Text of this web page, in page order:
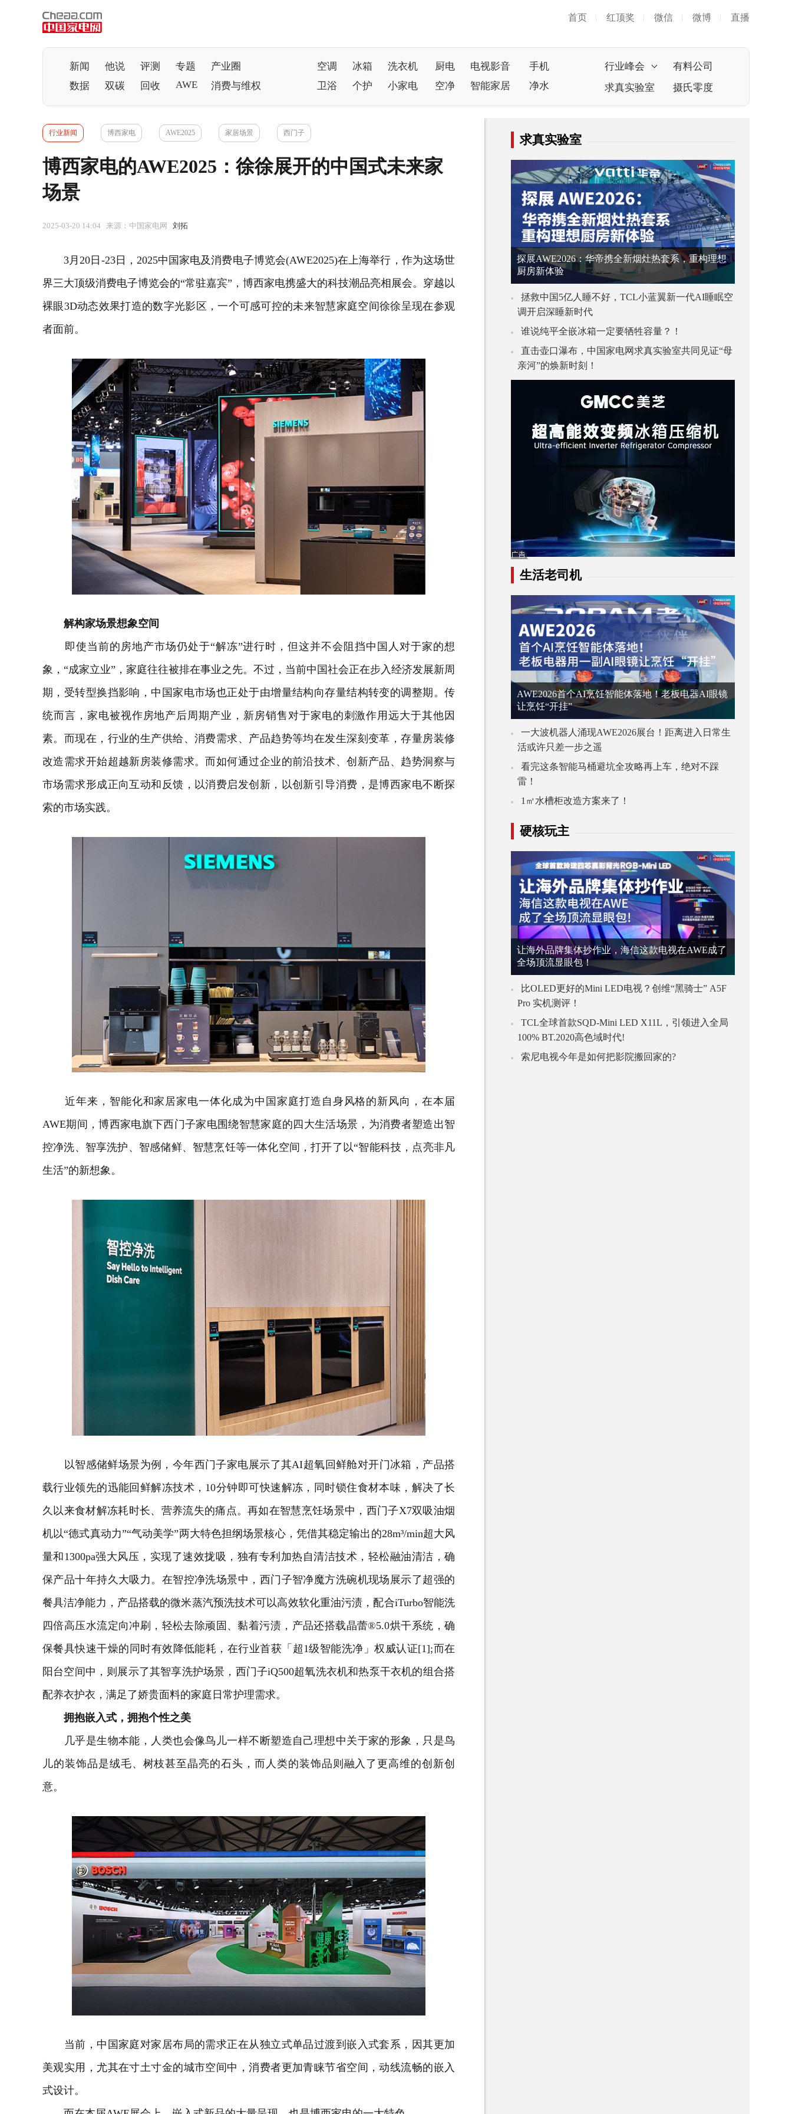
首页 红顶奖 微信 微博 直播
新闻 他说 评测 专题
产业圈
数据
双碳 回收 AWE 消费与维权
空调 冰箱 洗衣机 厨电 电视影音
手机
卫浴
个护 小家电 空净 智能家居 净水
行业峰会
有料公司
求真实验室
摄氏零度
行业新闻 博西家电 AWE2025 家居场景 西门子
博西家电的AWE2025：徐徐展开的中国式未来家
场景
2025-03-20 14:04 来源：中国家电网 刘拓
3月20日-23日，2025中国家电及消费电子博览会(AWE2025)在上海举行，作为这场世
界三大顶级消费电子博览会的“常驻嘉宾”，博西家电携盛大的科技潮品亮相展会。穿越以
裸眼3D动态效果打造的数字光影区，一个可感可控的未来智慧家庭空间徐徐呈现在参观
者面前。
解构家场景想象空间
即使当前的房地产市场仍处于“解冻”进行时，但这并不会阻挡中国人对于家的想
象，“成家立业”，家庭往往被排在事业之先。不过，当前中国社会正在步入经济发展新周
期，受转型换挡影响，中国家电市场也正处于由增量结构向存量结构转变的调整期。传
统而言，家电被视作房地产后周期产业，新房销售对于家电的刺激作用远大于其他因
素。而现在，行业的生产供给、消费需求、产品趋势等均在发生深刻变革，存量房装修
改造需求开始超越新房装修需求。而如何通过企业的前沿技术、创新产品、趋势洞察与
市场需求形成正向互动和反馈，以消费启发创新，以创新引导消费，是博西家电不断探
索的市场实践。
近年来，智能化和家居家电一体化成为中国家庭打造自身风格的新风向，在本届
AWE期间，博西家电旗下西门子家电围绕智慧家庭的四大生活场景，为消费者塑造出智
控净洗、智享洗护、智感储鲜、智慧烹饪等一体化空间，打开了以“智能科技，点亮非凡
生活”的新想象。
以智感储鲜场景为例，今年西门子家电展示了其AI超氧回鲜舱对开门冰箱 ，产品搭
载行业领先的迅能回鲜解冻技术，10分钟即可快速解冻，同时锁住食材本味，解决了长
久以来食材解冻耗时长、营养流失的痛点。再如在智慧烹饪场景中，西门子X7双吸油烟
机以“德式真动力”“气动美学”两大特色担纲场景核心，凭借其稳定输出的28m³/min超大风
量和1300pa强大风压，实现了速效拢吸，独有专利加热自清洁技术，轻松融油清洁，确
保产品十年持久大吸力。在智控净洗场景中，西门子智净魔方洗碗机现场展示了超强的
餐具洁净能力，产品搭载的微米蒸汽预洗技术可以高效软化重油污渍，配合iTurbo智能洗
四倍高压水流定向冲刷，轻松去除顽固、黏着污渍，产品还搭载晶蕾®5.0烘干系统，确
保餐具快速干燥的同时有效降低能耗，在行业首获「超1级智能洗净」权威认证[1];而在
阳台空间中，则展示了其智享洗护场景，西门子iQ500超氧洗衣机和热泵干衣机的组合搭
配养衣护衣，满足了娇贵面料的家庭日常护理需求。
拥抱嵌入式，拥抱个性之美
几乎是生物本能，人类也会像鸟儿一样不断塑造自己理想中关于家的形象，只是鸟
儿的装饰品是绒毛、树枝甚至晶亮的石头，而人类的装饰品则融入了更高维的创新创
意。
当前，中国家庭对家居布局的需求正在从独立式单品过渡到嵌入式套系，因其更加
美观实用，尤其在寸土寸金的城市空间中，消费者更加青睐节省空间，动线流畅的嵌入
式设计。
求真实验室
探展AWE2026：华帝携全新烟灶热套系，重构理想
厨房新体验
拯救中国5亿人睡不好，TCL小蓝翼新一代AI睡眠空
调开启深睡新时代
谁说纯平全嵌冰箱一定要牺牲容量？！
直击壶口瀑布，中国家电网求真实验室共同见证“母
亲河”的焕新时刻！
生活老司机
AWE2026首个AI烹饪智能体落地！老板电器AI眼镜
让烹饪“开挂”
一大波机器人涌现AWE2026展台！距离进入日常生
活或许只差一步之遥
看完这条智能马桶避坑全攻略再上车，绝对不踩
雷！
1㎡水槽柜改造方案来了！
硬核玩主
让海外品牌集体抄作业，海信这款电视在AWE成了
全场顶流显眼包！
比OLED更好的Mini LED电视？创维“黑骑士” A5F
Pro 实机测评！
TCL全球首款SQD-Mini LED X11L，引领进入全局
100% BT.2020高色域时代!
索尼电视今年是如何把影院搬回家的?